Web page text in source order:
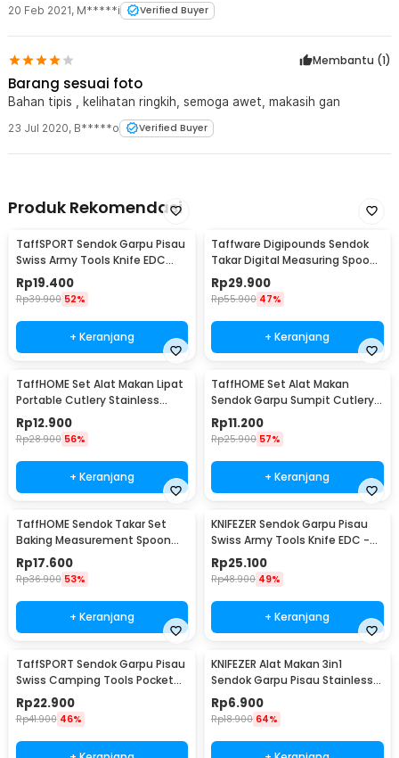
20 Feb 2021, M*****i Verified Buyer
Membantu (1)
Barang sesuai foto
Bahan tipis , kelihatan ringkih, semoga awet, makasih gan
23 Jul 2020, B*****o Verified Buyer
Produk Rekomendasi
TaffSPORT Sendok Garpu Pisau
Swiss Army Tools Knife EDC
6in1 - A007
Rp19.400
Rp39.900 52%
+ Keranjang
Taffware Digipounds Sendok
Takar Digital Measuring Spoon
500g 0.1g - HM10
Rp29.900
Rp55.900 47%
+ Keranjang
TaffHOME Set Alat Makan Lipat
Portable Cutlery Stainless
Steel 410 - AOTU
Rp12.900
Rp28.900 56%
+ Keranjang
TaffHOME Set Alat Makan
Sendok Garpu Sumpit Cutlery
with Pouch - CJ0091
Rp11.200
Rp25.900 57%
+ Keranjang
TaffHOME Sendok Takar Set
Baking Measurement Spoon
0.62-15ml 6 PCS - 16752
Rp17.600
Rp36.900 53%
+ Keranjang
KNIFEZER Sendok Garpu Pisau
Swiss Army Tools Knife EDC -
A010
Rp25.100
Rp48.900 49%
+ Keranjang
TaffSPORT Sendok Garpu Pisau
Swiss Camping Tools Pocket
Knife EDC 5in1 - A008
Rp22.900
Rp41.900 46%
KNIFEZER Alat Makan 3in1
Sendok Garpu Pisau Stainless
Travel 20cm - HG1514
Rp6.900
Rp18.900 64%